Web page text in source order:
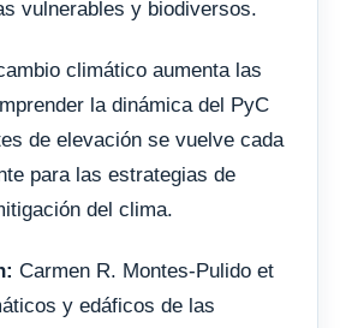
vulnerables y biodiversos.
climático aumenta las
la dinámica del PyC
de elevación se vuelve cada
para las estrategias de
del clima.
Carmen R. Montes‐Pulido et
y edáficos de las